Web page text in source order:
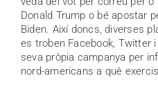
Donald Trump o bé apostar
Biden. Així doncs, diverses
es troben Facebook, Twitter
seva pròpia campanya per
nord-americans a què